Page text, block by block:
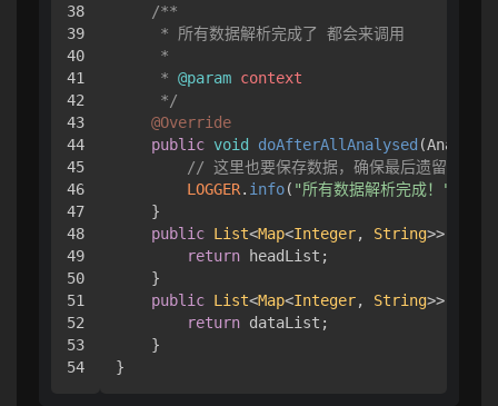
38
39
40
41
42
43
44
45
46
47
48
49
50
51
52
53
/**
     * 所有数据解析完成了 都会来调用
     *
     *
@param context
     */
@Override
public void doAfterAllAnalysed (
// 这里也要保存数据，确保最后遗留的数据
LOGGER. info( "所有数据解析完成！"
    }
public List<Map<Integer, String>>
return headList;
    }
public List<Map<Integer, String>>
return dataList;
    }
}